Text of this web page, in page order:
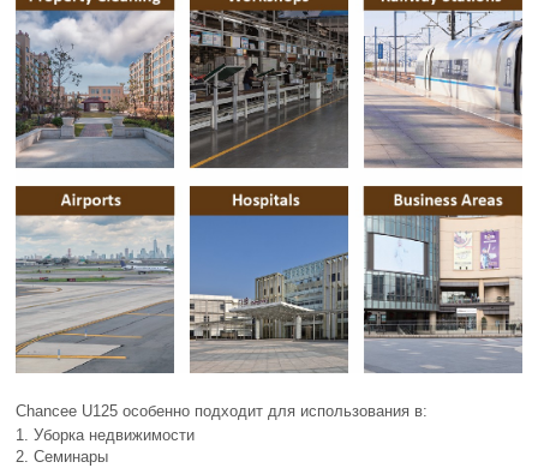
Chancee U125 особенно подходит для использования в:
1. Уборка недвижимости
2. Семинары